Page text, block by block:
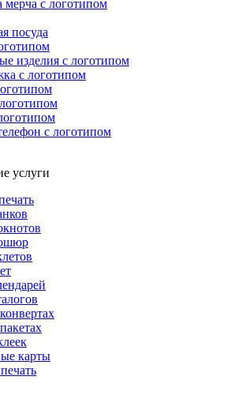
мерча с логотипом
посуда
изделия с логотипом
с логотипом
с логотипом
услуги
карты